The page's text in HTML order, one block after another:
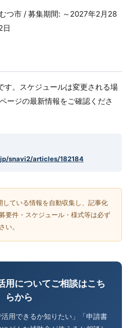
つ市 / 募集期間: ～2027年2月28
日
。スケジュールは変更される場
ージの最新情報をご確認くださ
snavi2/articles/182184
ている情報を自動収集し、記事化
要件・スケジュール・様式等は必ず
い。
用についてご相談はこち
らから
活用できるか知りたい」「申請書